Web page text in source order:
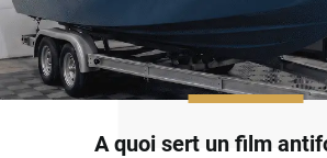
A quoi sert un film